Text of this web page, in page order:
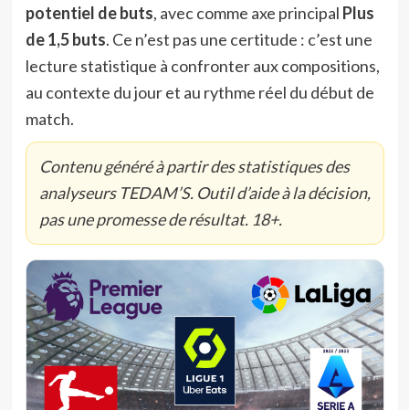
potentiel de buts, avec comme axe principal Plus
de 1,5 buts. Ce n’est pas une certitude : c’est une
lecture statistique à confronter aux compositions,
au contexte du jour et au rythme réel du début de
match.
Contenu généré à partir des statistiques des
analyseurs TEDAM’S. Outil d’aide à la décision,
pas une promesse de résultat. 18+.